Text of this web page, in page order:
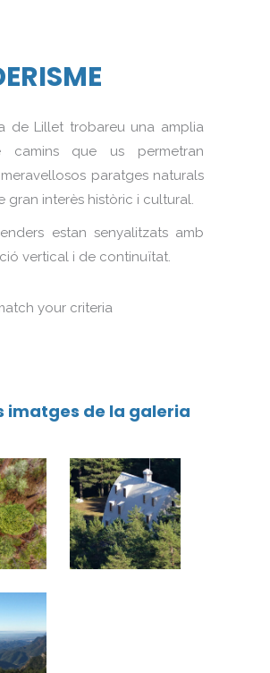
de Lillet trobareu una amplia
camins que us permetran
paratges naturals
gran interès històric i cultural.
estan senyalitzats amb
vertical i de continuïtat.
your criteria
imatges de la galeria